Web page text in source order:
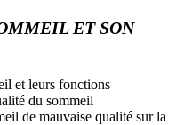
ET SON
et leurs fonctions
du sommeil
de mauvaise qualité sur la